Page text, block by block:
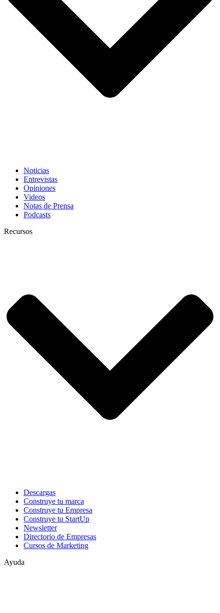
Noticias
Entrevistas
Opiniones
Videos
Notas de Prensa
Podcasts
Recursos
Descargas
Construye tu marca
Construye tu Empresa
Construye tu StartUp
Newsletter
Directorio de Empresas
Cursos de Marketing
Ayuda